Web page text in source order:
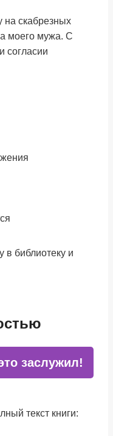
скабрезных
моего мужа. С
согласии
в библиотеку и
заслужил!
текст книги: